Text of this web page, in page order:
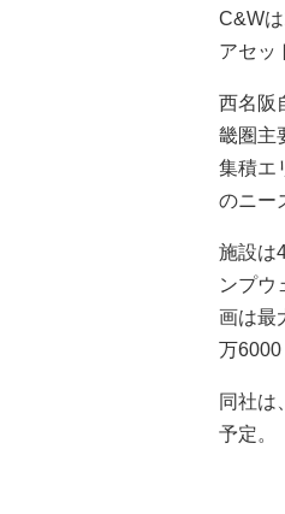
C&W
アセッ
西名阪
畿圏主
集積エ
のニー
施設は
ンプウ
画は最
万6000
同社は
予定。